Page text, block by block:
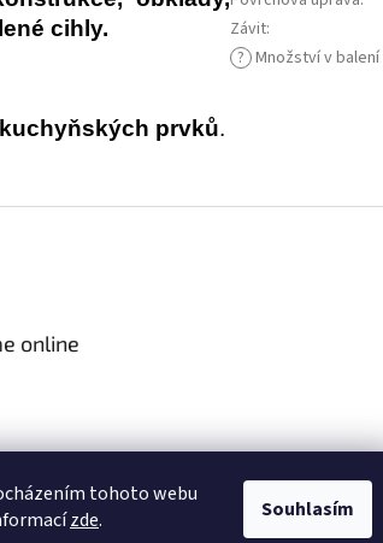
tohoto webu
zde. Souhlasím
cihly.
prvků.
Závit:
? Množství v balení
online